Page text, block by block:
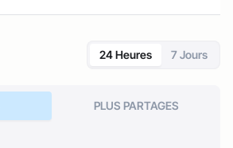
24 Heures 7 Jours
PLUS PARTAGES